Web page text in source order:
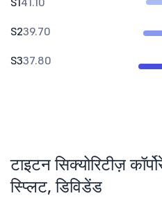
S239.70
S337.80
टाइटन सिक्योरिटीज़
स्प्लिट, डिविडेंड